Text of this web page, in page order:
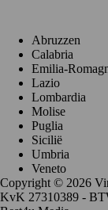
Abruzzen
Calabria
Emilia-
Lazio
Lombardia
Molise
Puglia
Sicilië
Umbria
Veneto
Copyright © 2026
KvK 27310389 -